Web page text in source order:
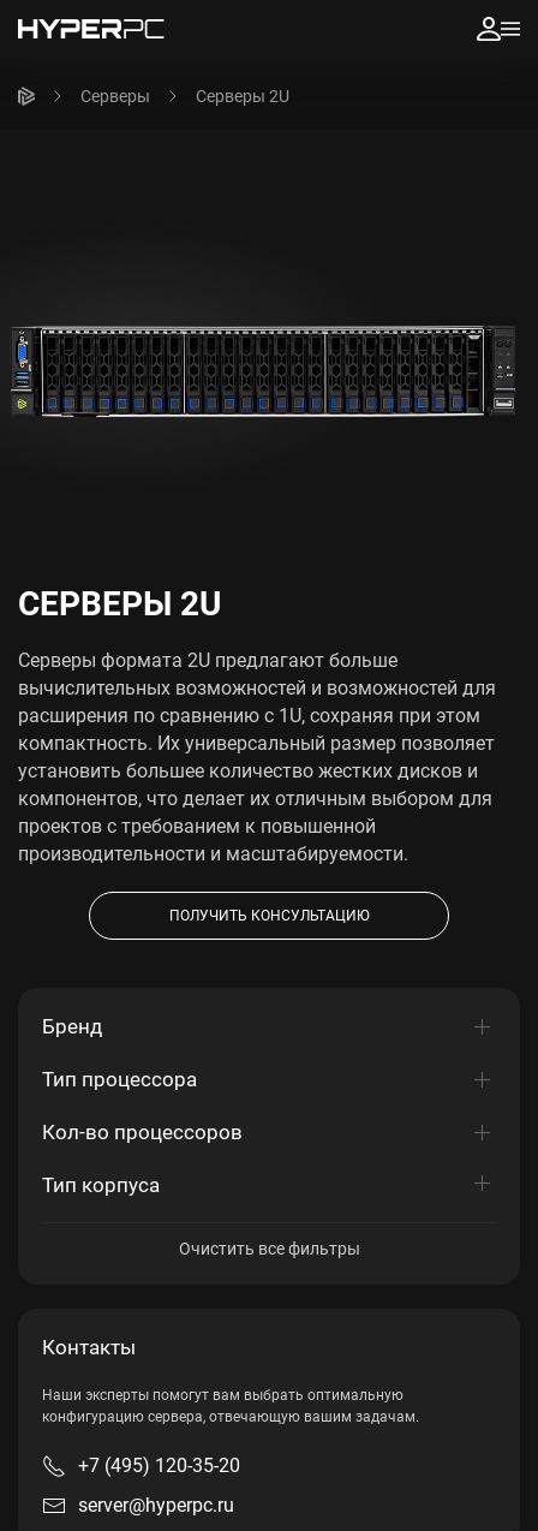
Серверы Серверы 2U
СЕРВЕРЫ 2U
Серверы формата 2U предлагают больше
вычислительных возможностей и возможностей для
расширения по сравнению с 1U, сохраняя при этом
компактность. Их универсальный размер позволяет
установить большее количество жестких дисков и
компонентов, что делает их отличным выбором для
проектов с требованием к повышенной
производительности и масштабируемости.
ПОЛУЧИТЬ КОНСУЛЬТАЦИЮ
Бренд
Тип процессора
Кол-во процессоров
Тип корпуса
Очистить все фильтры
Контакты
Наши эксперты помогут вам выбрать оптимальную
конфигурацию сервера, отвечающую вашим задачам.
+7 (495) 120-35-20
server@hyperpc.ru